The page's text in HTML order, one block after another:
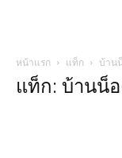
หน้าแรก แท็ก บ้าน
แท็ก: บ้านน็